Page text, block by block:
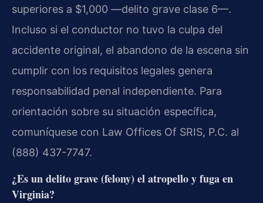
superiores a $1,000 —delito grave clase 6—.
Incluso si el conductor no tuvo la culpa del
accidente original, el abandono de la escena sin
cumplir con los requisitos legales genera
responsabilidad penal independiente. Para
orientación sobre su situación específica,
comuníquese con Law Offices Of SRIS, P.C. al
(888) 437-7747.
¿Es un delito grave (felony) el atropello y fuga en
Virginia?